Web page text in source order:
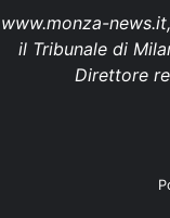
www.monza-
il Tribunale di
Direttore